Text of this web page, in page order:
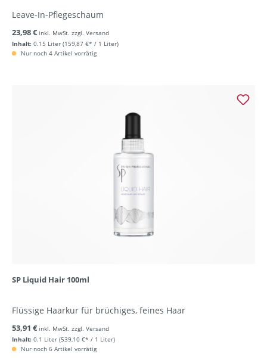
Leave-In-Pflegeschaum
Inhalt: 0.15 Liter (159,87 €* / 1 Liter)
23,98 € inkl. MwSt. zzgl. Versand
Nur noch 4 Artikel vorrätig
SP Liquid Hair 100ml
Flüssige Haarkur für brüchiges, feines Haar
Inhalt: 0.1 Liter (539,10 €* / 1 Liter)
53,91 € inkl. MwSt. zzgl. Versand
Nur noch 6 Artikel vorrätig